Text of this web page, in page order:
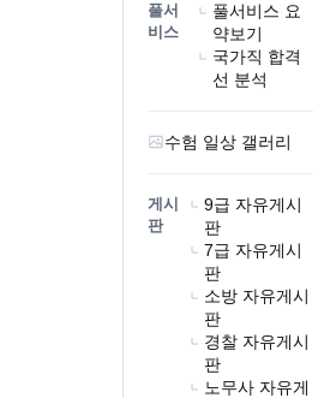
풀서
비스
풀서비스 요
약보기
국가직 합격
선 분석
수험 일상 갤러리
게시
판
9급 자유게시
판
7급 자유게시
판
소방 자유게시
판
경찰 자유게시
판
노무사 자유게